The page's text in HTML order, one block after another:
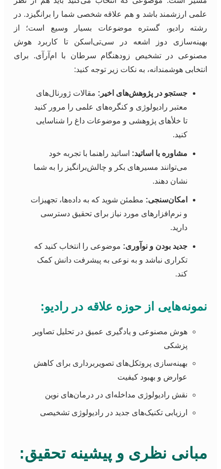
علمی ارزشمند باشد و هم علاقه شخصی شما را برانگیزد. در
رشته رادیو، گستره موضوعات بسیار وسیع است؛ از
بهینه‌سازی دوز اشعه در سی‌تی‌اسکن تا کاربرد هوش
مصنوعی در تشخیص زودهنگام سرطان با ام‌آرآی. برای
انتخابی هوشمندانه، به نکات زیر توجه کنید:
جستجو در پژوهش‌های اخیر: مقالات ژورنال‌های
معتبر رادیولوژی و کنگره‌های علمی را مرور کنید
تا خلأهای پژوهشی و موضوعات داغ را شناسایی
کنید.
مشاوره با اساتید: اساتید راهنما با تجربه خود
می‌توانند مسیرهای بکر و چالش‌برانگیز را به شما
نشان دهند.
امکان‌سنجی: مطمئن شوید که به داده‌ها، تجهیزات
و نرم‌افزارهای مورد نیاز برای تحقیق دسترسی
دارید.
جدید بودن و نوآوری: موضوعی را انتخاب کنید که
تکراری نباشد و به نوعی به پیشرفت دانش کمک
کند.
نمونه‌هایی از حوزه علاقه در رادیو:
هوش مصنوعی و یادگیری عمیق در تحلیل تصاویر
پزشکی
بهینه‌سازی پروتکل‌های تصویربرداری برای کاهش
عوارض و بهبود کیفیت
نقش رادیولوژی مداخله‌ای در درمان‌های نوین
ارزیابی تکنیک‌های جدید در رادیولوژی تشخیصی
مبانی نظری و پیشینه تحقیق: